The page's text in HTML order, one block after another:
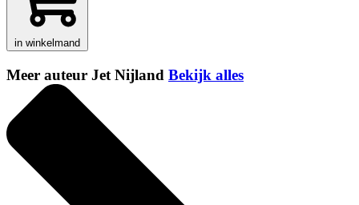
in winkelmand
Meer auteur Jet Nijland Bekijk alles